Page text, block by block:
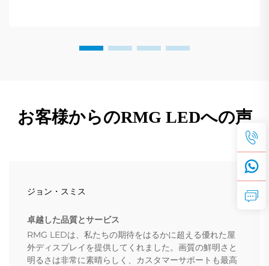
お客様からのRMG LEDへの声
ジョン・スミス
卓越した品質とサービス
RMG LEDは、私たちの期待をはるかに超える優れた屋
外ディスプレイを提供してくれました。画質の鮮明さと
明るさは非常に素晴らしく、カスタマーサポートも最高